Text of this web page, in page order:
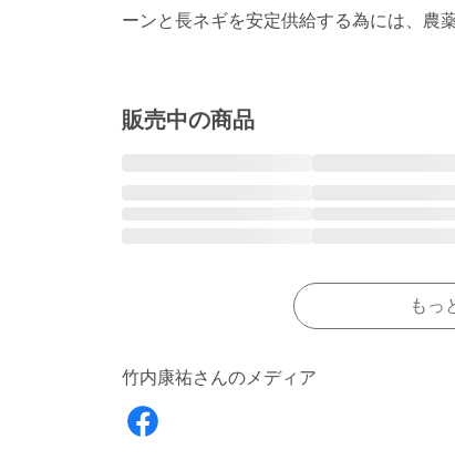
ーンと長ネギを安定供給する為には、農
販売中の商品
もっ
竹内康祐さんのメディア